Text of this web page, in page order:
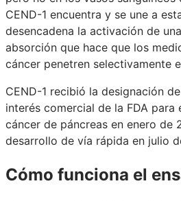
CEND-1 encuentra y se une a
desencadena la activación de
absorción que hace que los
cáncer penetren selectivamente
CEND-1 recibió la designación
interés comercial de la FDA
cáncer de páncreas en enero de
desarrollo de vía rápida en julio
Cómo funciona el